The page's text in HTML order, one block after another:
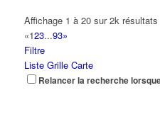
Affichage 1 à 20 sur 2k résultats
«123...93»
Filtre
Liste Grille Carte
Relancer la recherche